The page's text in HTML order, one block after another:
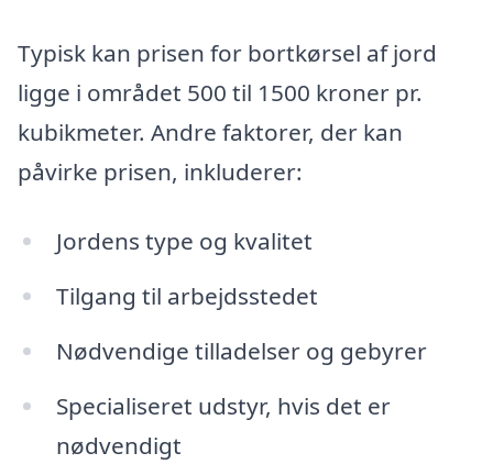
Typisk kan prisen for bortkørsel af jord
ligge i området 500 til 1500 kroner pr.
kubikmeter. Andre faktorer, der kan
påvirke prisen, inkluderer:
Jordens type og kvalitet
Tilgang til arbejdsstedet
Nødvendige tilladelser og gebyrer
Specialiseret udstyr, hvis det er
nødvendigt